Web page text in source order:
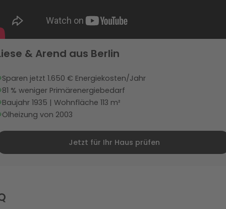
& Arend aus Berlin
Sparen jetzt 1.650 € Energiekosten/Jahr
81 % weniger Primärenergiebedarf
Baujahr 1935 | Wohnfläche 113 m²
Ölheizung von 2003
Jetzt für Ihr Haus prüfen